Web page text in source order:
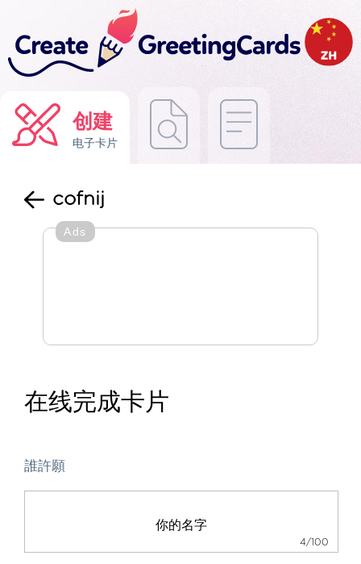
创建
电子卡片
cofnij
Ads
在线完成卡片
誰許願
4/100